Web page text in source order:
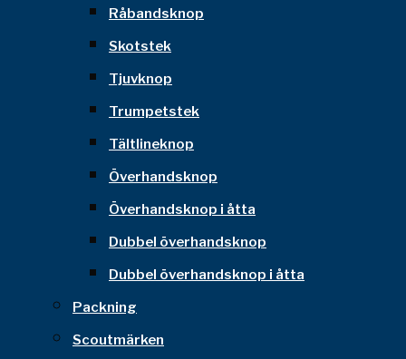
Råbandsknop
Skotstek
Tjuvknop
Trumpetstek
Tältlineknop
Överhandsknop
Överhandsknop i åtta
Dubbel överhandsknop
Dubbel överhandsknop i åtta
Packning
Scoutmärken